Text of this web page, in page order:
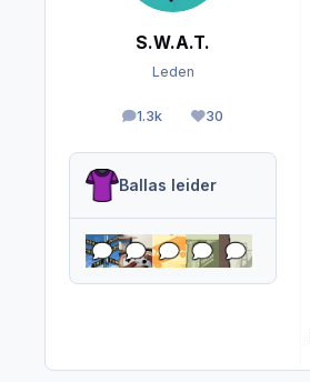
S.W.A.T.
Leden
1.3k
berichten30
Reputation
Ballas leider